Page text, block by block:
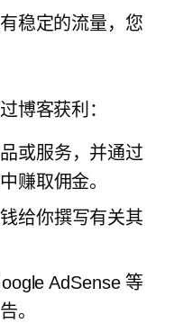
稳定的流量，您
博客获利：
或服务，并通过
赚取佣金。
给你撰写有关其
AdSense 等
。